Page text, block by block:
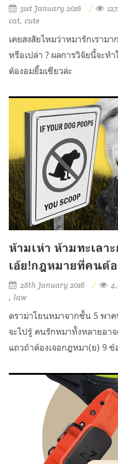
31st January 2016
cat cute
เคยสงสัยไหมว่าหมารักเราม
หรือเปล่า ? ผลการวิจัยนี้จะท
ต้องอมยิ้มเชียวล่ะ
ห้ามเห่า ห้ามทะเลา
เอ้ย!กฎหมายที่คนต้อ
28th January 2016
law
ดราม่าโยนหมาจากชั้น 5 พา
จะไปรู้ คนรักหมาทั้งหลายอา
แถวถ้าต้องเจอกฎหมา(ย) 9